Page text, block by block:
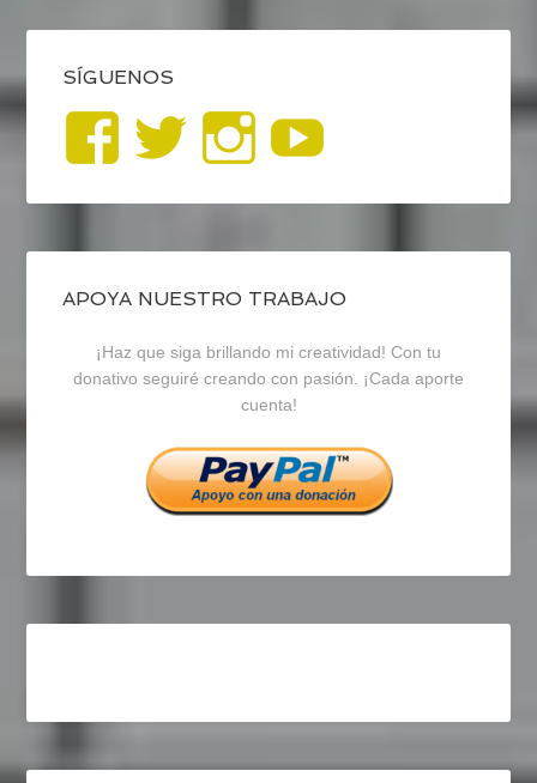
SÍGUENOS
Ver
perfil
de
blogrecursosep
en
Facebook
Ver
perfil
de
recursosep
en
Twitter
Ver
perfil
de
recursosep
en
Instagram
APOYA NUESTRO TRABAJO
¡Haz que siga brillando mi creatividad! Con tu
donativo seguiré creando con pasión. ¡Cada aporte
cuenta!